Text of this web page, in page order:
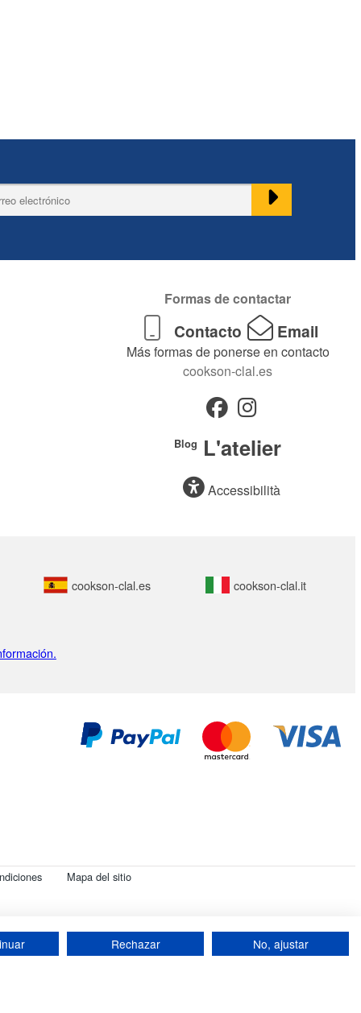
Formas de contactar
Contacto Email
Más formas de ponerse en contacto
cookson-clal.es
Blog L'atelier
Accessibilità
cookson-clal.es cookson-clal.it
Mapa del sitio
Rechazar No, ajustar